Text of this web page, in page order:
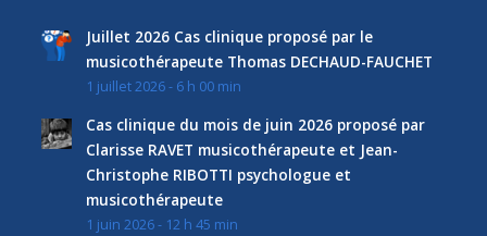
Juillet 2026 Cas clinique proposé par le
musicothérapeute Thomas DECHAUD-FAUCHET
1 juillet 2026 - 6 h 00 min
Cas clinique du mois de juin 2026 proposé par
Clarisse RAVET musicothérapeute et Jean-
Christophe RIBOTTI psychologue et
musicothérapeute
1 juin 2026 - 12 h 45 min